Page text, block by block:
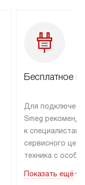
Бесплатное
Для
Smeg
к специалистам
сервисного
техника с
коммуникациям.
Показать ещё